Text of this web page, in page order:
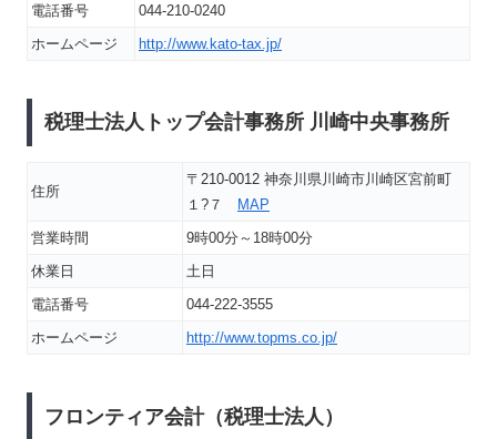
電話番号
044-210-0240
ホームページ
http://www.kato-tax.jp/
税理士法人トップ会計事務所 川崎中央事務所
住所
〒210-0012 神奈川県川崎市川崎区宮前町
１?７
MAP
営業時間
9時00分～18時00分
休業日
土日
電話番号
044-222-3555
ホームページ
http://www.topms.co.jp/
フロンティア会計（税理士法人）